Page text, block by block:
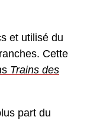
et utilisé du
Cette
Trains des
part du